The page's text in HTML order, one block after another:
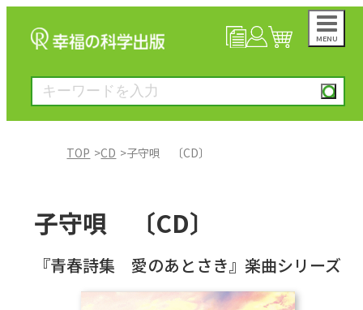
MENU
絵本
TOP CD 子守唄 〔CD〕
子守唄 〔CD〕
『青春詩集 愛のあとさき』楽曲シリーズ